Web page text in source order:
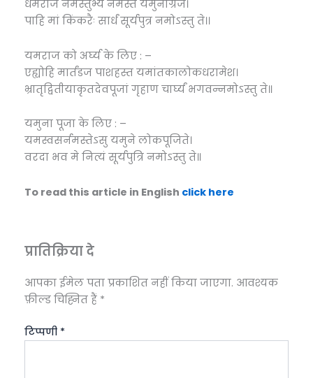
धर्मराज नमस्तुभ्यं नमस्ते यमुनाग्रज।
पाहि मां किंकरैः सार्धं सूर्यपुत्र नमोऽस्तु ते।।
यमराज को अर्घ्य के लिए : –
एह्योहि मार्तंडज पाशहस्त यमांतकालोकधरामेश।
भ्रातृद्वितीयाकृतदेवपूजां गृहाण चार्घ्यं भगवन्नमोऽस्तु ते॥
यमुना पूजा के लिए : –
यमस्वसर्नमस्तेऽसु यमुने लोकपूजिते।
वरदा भव मे नित्यं सूर्यपुत्रि नमोऽस्तु ते॥
To read this article in English click here
प्रातिक्रिया दे
आपका ईमेल पता प्रकाशित नहीं किया जाएगा. आवश्यक
फ़ील्ड चिह्नित हैं *
टिप्पणी *